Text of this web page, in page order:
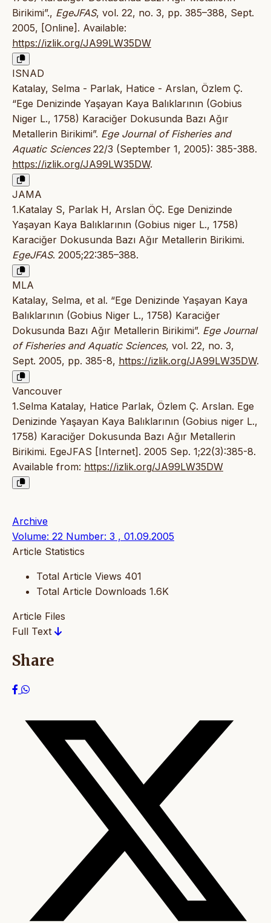
Birikimi”., EgeJFAS, vol. 22, no. 3, pp. 385–388, Sept.
2005, [Online]. Available:
https://izlik.org/JA99LW35DW
ISNAD
Katalay, Selma - Parlak, Hatice - Arslan, Özlem Ç.
“Ege Denizinde Yaşayan Kaya Balıklarının (Gobius
Niger L., 1758) Karaciğer Dokusunda Bazı Ağır
Metallerin Birikimi”. Ege Journal of Fisheries and
Aquatic Sciences22/3 (September 1, 2005): 385-388.
https://izlik.org/JA99LW35DW.
JAMA
1.Katalay S, Parlak H, Arslan ÖÇ. Ege Denizinde
Yaşayan Kaya Balıklarının (Gobius niger L., 1758)
Karaciğer Dokusunda Bazı Ağır Metallerin Birikimi.
EgeJFAS. 2005;22:385–388.
MLA
Katalay, Selma, et al. “Ege Denizinde Yaşayan Kaya
Balıklarının (Gobius Niger L., 1758) Karaciğer
Dokusunda Bazı Ağır Metallerin Birikimi”. Ege Journal
of Fisheries and Aquatic Sciences, vol. 22, no. 3,
Sept. 2005, pp. 385-8, https://izlik.org/JA99LW35DW.
Vancouver
1.Selma Katalay, Hatice Parlak, Özlem Ç. Arslan. Ege
Denizinde Yaşayan Kaya Balıklarının (Gobius niger L.,
1758) Karaciğer Dokusunda Bazı Ağır Metallerin
Birikimi. EgeJFAS [Internet]. 2005 Sep. 1;22(3):385-8.
Available from: https://izlik.org/JA99LW35DW
Archive
Volume: 22 Number: 3 , 01.09.2005
Article Statistics
Total Article Views 401
Total Article Downloads 1.6K
Article Files
Full Text
Share